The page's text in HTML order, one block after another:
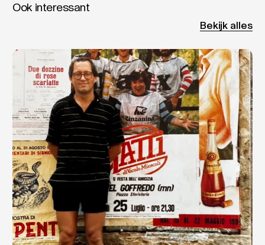
Ook interessant
Bekijk alles